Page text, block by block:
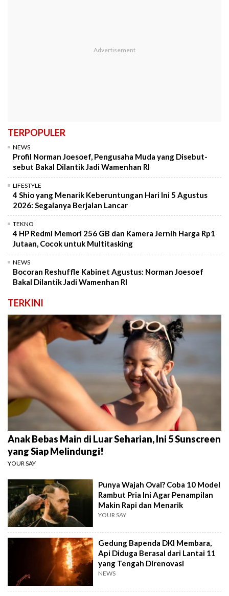
TERPOPULER
NEWS
Profil Norman Joesoef, Pengusaha Muda yang Disebut-
sebut Bakal Dilantik Jadi Wamenhan RI
LIFESTYLE
4 Shio yang Menarik Keberuntungan Hari Ini 5 Agustus
2026: Segalanya Berjalan Lancar
TEKNO
4 HP Redmi Memori 256 GB dan Kamera Jernih Harga Rp1
Jutaan, Cocok untuk Multitasking
NEWS
Bocoran Reshuffle Kabinet Agustus: Norman Joesoef
Bakal Dilantik Jadi Wamenhan RI
TERKINI
Anak Bebas Main di Luar Seharian, Ini 5 Sunscreen
yang Siap Melindungi!
YOUR SAY
Punya Wajah Oval? Coba 10 Model
Rambut Pria Ini Agar Penampilan
Makin Rapi dan Menarik
YOUR SAY
Gedung Bapenda DKI Membara,
Api Diduga Berasal dari Lantai 11
yang Tengah Direnovasi
NEWS